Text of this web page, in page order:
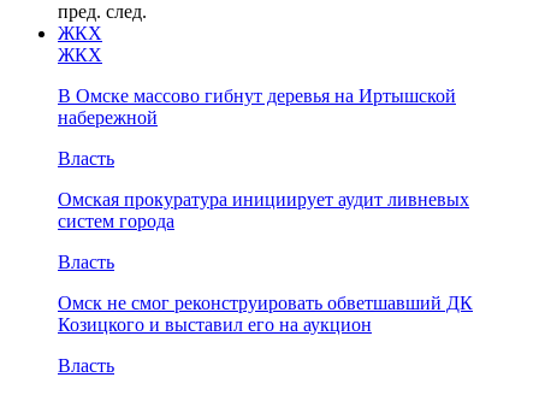
пред. след.
ЖКХ
ЖКХ
В Омске массово гибнут деревья на Иртышской
набережной
Власть
Омская прокуратура инициирует аудит ливневых
систем города
Власть
Омск не смог реконструировать обветшавший ДК
Козицкого и выставил его на аукцион
Власть